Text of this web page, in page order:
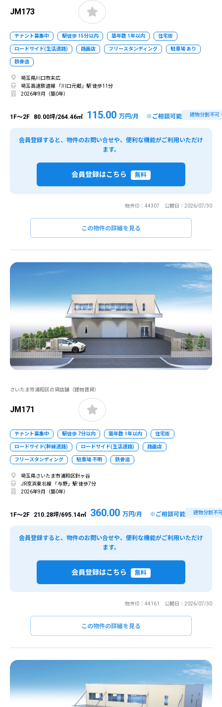
JM173
テナント募集中 駅徒歩 15分以内 築年数 1年以内 住宅街
ロードサイド(生活道路) 路面店 フリースタンディング 駐車場 あり
鉄骨造
埼玉県川口市末広
埼玉高速鉄道線 「川口元郷」駅 徒歩11分
2026年9月（築0年）
1F～2F 80.00坪/264.46㎡ 115.00 万円/月 ※ご相談可能 建物分割不可
会員登録すると、物件のお問い合せや、便利な機能がご利用いただけ
ます。
会員登録はこちら 無料
物件ID：44307 公開日：2026/07/30
この物件の詳細を見る
さいたま市浦和区の貸店舗（建物賃貸）
JM171
テナント募集中 駅徒歩 7分以内 築年数 1年以内 住宅街
ロードサイド(幹線道路) ロードサイド(生活道路) 路面店
フリースタンディング 駐車場 不明 鉄骨造
埼玉県さいたま市浦和区針ヶ谷
JR京浜東北線 「与野」駅 徒歩7分
2026年9月（築0年）
1F～2F 210.28坪/695.14㎡ 360.00 万円/月 ※ご相談可能 建物分割不
会員登録すると、物件のお問い合せや、便利な機能がご利用いただけ
ます。
会員登録はこちら 無料
物件ID：44161 公開日：2026/07/30
この物件の詳細を見る